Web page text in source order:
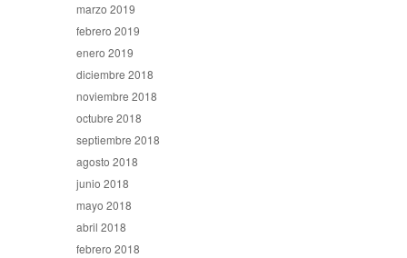
marzo 2019
febrero 2019
enero 2019
diciembre 2018
noviembre 2018
octubre 2018
septiembre 2018
agosto 2018
junio 2018
mayo 2018
abril 2018
febrero 2018